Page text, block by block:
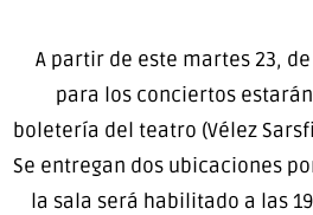
A partir de este martes 23,
para los conciertos
boletería del teatro (Vélez
Se entregan dos ubicaciones
la sala será habilitado a las